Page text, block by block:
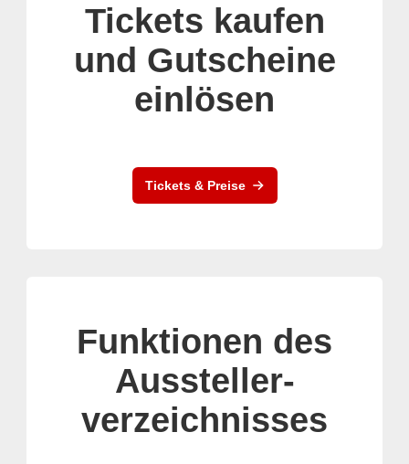
Tickets kaufen
und Gutscheine
einlösen
Tickets & Preise
Funktionen des
Aussteller-
verzeichnisses